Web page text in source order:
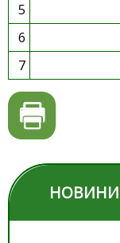
5
6
7
НОВИНИ